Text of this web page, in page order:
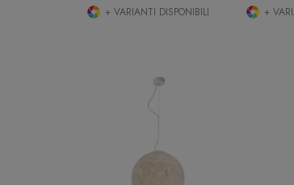
+ VARIANTI DISPONIBILI +